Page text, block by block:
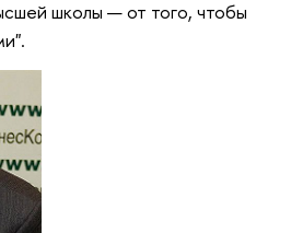
школы — от того, чтобы